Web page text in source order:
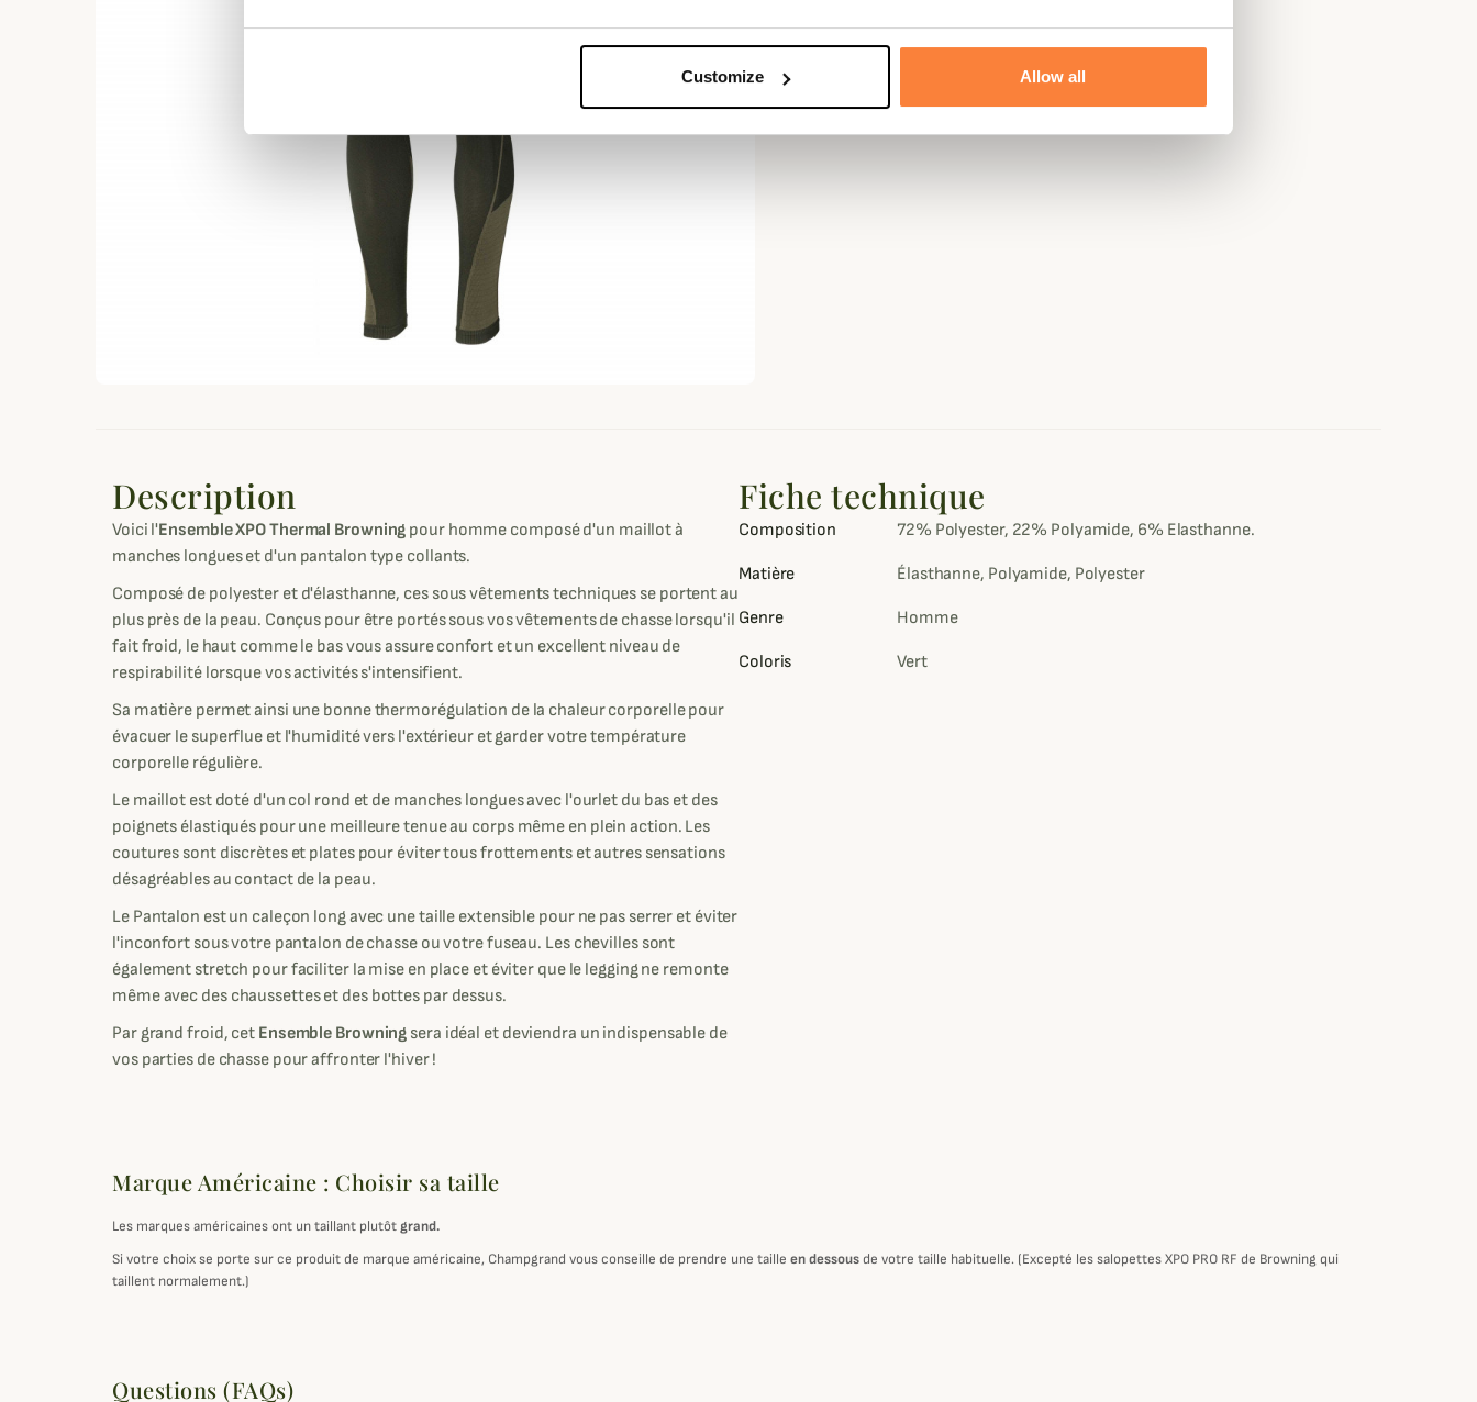
Customize Allow all
Description
Voici l'Ensemble XPO Thermal Browning pour homme composé d'un maillot à
manches longues et d'un pantalon type collants.
Composé de polyester et d'élasthanne, ces sous vêtements techniques se portent au
plus près de la peau. Conçus pour être portés sous vos vêtements de chasse lorsqu'il
fait froid, le haut comme le bas vous assure confort et un excellent niveau de
respirabilité lorsque vos activités s'intensifient.
Sa matière permet ainsi une bonne thermorégulation de la chaleur corporelle pour
évacuer le superflue et l'humidité vers l'extérieur et garder votre température
corporelle régulière.
Le maillot est doté d'un col rond et de manches longues avec l'ourlet du bas et des
poignets élastiqués pour une meilleure tenue au corps même en plein action. Les
coutures sont discrètes et plates pour éviter tous frottements et autres sensations
désagréables au contact de la peau.
Le Pantalon est un caleçon long avec une taille extensible pour ne pas serrer et éviter
l'inconfort sous votre pantalon de chasse ou votre fuseau. Les chevilles sont
également stretch pour faciliter la mise en place et éviter que le legging ne remonte
même avec des chaussettes et des bottes par dessus.
Par grand froid, cet Ensemble Browning sera idéal et deviendra un indispensable de
vos parties de chasse pour affronter l'hiver !
Fiche technique
Composition 72% Polyester, 22% Polyamide, 6% Elasthanne.
Matière Élasthanne, Polyamide, Polyester
Genre Homme
Coloris Vert
Marque Américaine : Choisir sa taille
Les marques américaines ont un taillant plutôt grand.
Si votre choix se porte sur ce produit de marque américaine, Champgrand vous conseille de prendre une taille en dessousde votre taille habituelle. (Excepté les salopettes XPO PRO RF de Browning qui
taillent normalement.)
Questions (FAQs)